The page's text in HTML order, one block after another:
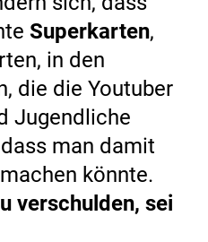
Superkarten,
in den
die die Youtuber
Jugendliche
man damit
könnte.
verschulden, sei